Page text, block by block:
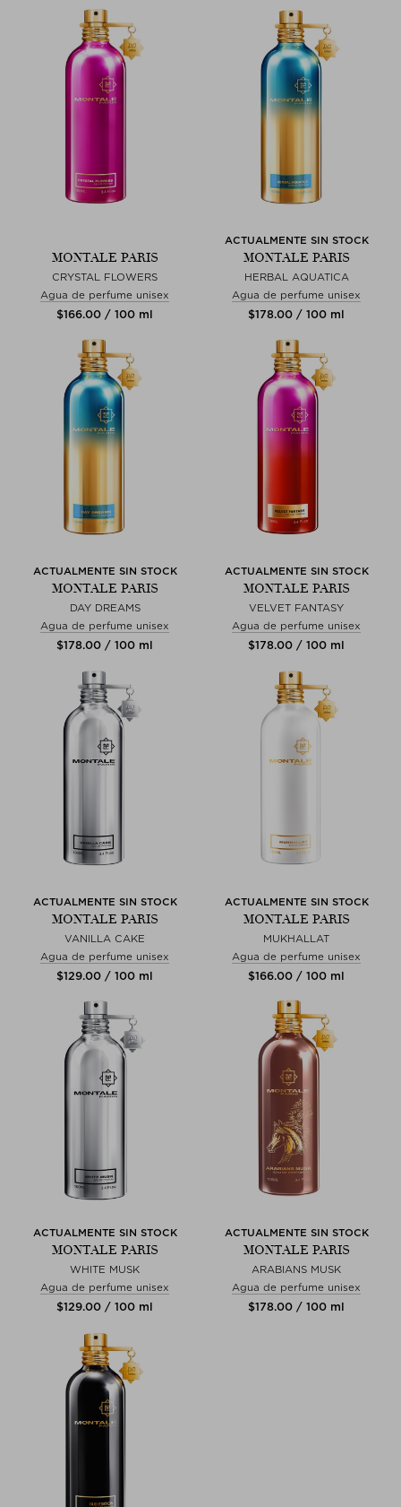
MONTALE PARIS
CRYSTAL FLOWERS
Agua de perfume unisex
$‌166.00 / 100 ml
ACTUALMENTE SIN STOCK
MONTALE PARIS
HERBAL AQUATICA
Agua de perfume unisex
$‌178.00 / 100 ml
ACTUALMENTE SIN STOCK
MONTALE PARIS
DAY DREAMS
Agua de perfume unisex
$‌178.00 / 100 ml
ACTUALMENTE SIN STOCK
MONTALE PARIS
VELVET FANTASY
Agua de perfume unisex
$‌178.00 / 100 ml
ACTUALMENTE SIN STOCK
MONTALE PARIS
VANILLA CAKE
Agua de perfume unisex
$‌129.00 / 100 ml
ACTUALMENTE SIN STOCK
MONTALE PARIS
MUKHALLAT
Agua de perfume unisex
$‌166.00 / 100 ml
ACTUALMENTE SIN STOCK
MONTALE PARIS
WHITE MUSK
Agua de perfume unisex
$‌129.00 / 100 ml
ACTUALMENTE SIN STOCK
MONTALE PARIS
ARABIANS MUSK
Agua de perfume unisex
$‌178.00 / 100 ml